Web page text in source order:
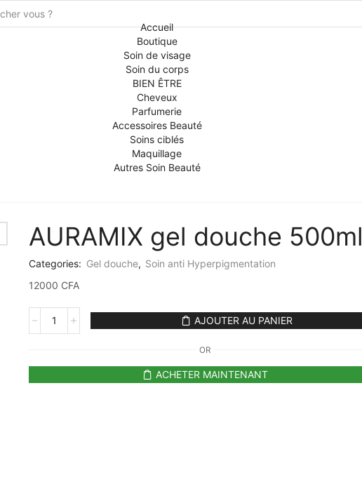
Accueil
Boutique
Soin de visage
Soin du corps
BIEN ÊTRE
Cheveux
Parfumerie
Accessoires Beauté
Soins ciblés
Maquillage
Autres Soin Beauté
AURAMIX gel douche 500ml
Categories: Gel douche, Soin anti Hyperpigmentation
12000 CFA
AJOUTER AU PANIER
OR
ACHETER MAINTENANT